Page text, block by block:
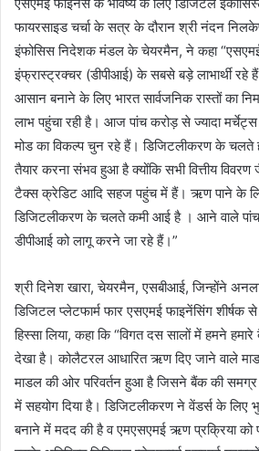
फायरसाइड चर्चा के सत्र के दौरान श्री नंदन
इंफोसिस निदेशक मंडल के चेयरमैन, ने कहा
इंफ्रास्ट्रक्चर (डीपीआई) के सबसे बड़े लाभार्थी रहे
आसान बनाने के लिए भारत सार्वजनिक रास्तों का
लाभ पहुंचा रही है। आज पांच करोड़ से ज्यादा
मोड का विकल्प चुन रहे हैं। डिजिटलीकरण के चलते
तैयार करना संभव हुआ है क्योंकि सभी वित्तीय
टैक्स क्रेडिट आदि सहज पहुंच में हैं। ऋण पाने के
डिजिटलीकरण के चलते कमी आई है । आने वाले
डीपीआई को लागू करने जा रहे हैं।”
श्री दिनेश खारा, चेयरमैन, एसबीआई, जिन्होंने
डिजिटल प्लेटफार्म फार एसएमई फाइनेंसिंग शीर्षक
हिस्सा लिया, कहा कि “विगत दस सालों में हमने हमारे
देखा है। कोलैटरल आधारित ऋण दिए जाने वाले
माडल की ओर परिवर्तन हुआ है जिसने बैंक की समग्र
में सहयोग दिया है। डिजिटलीकरण ने वेंडर्स के लिए
बनाने में मदद की है व एमएसएमई ऋण प्रक्रिया को